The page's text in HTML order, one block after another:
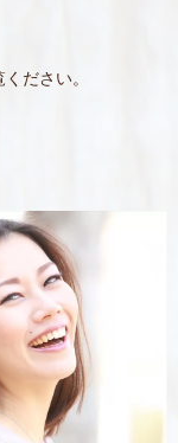
ださい。